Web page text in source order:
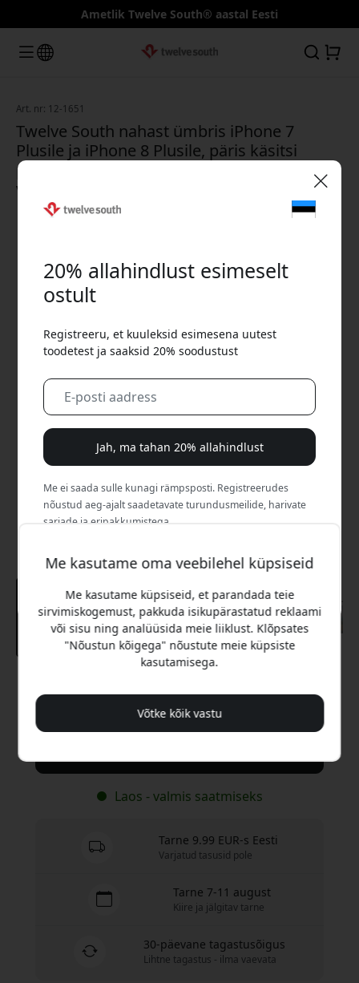
Ametlik Twelve South® aastal Eesti
Art. nr: 12-1651
Twelve South nahast ümbris iPhone 7
Plusile ja iPhone 8 Plusile, päris käsitsi
põletatud nahast ning tepitud mikrofiberist
voodriga - Soe tumesinine värvus
29.99 EUR
Laos - valmis saatmiseks
Tarne 9.99 EUR-s Eesti
Varjatud tasusid pole
Tarne 7-11 august
Kiire ja jälgitav tarne
30-päevane tagastusõigus
Lihtne tagastus - ilma vaevata
Me kasutame oma veebilehel küpsiseid
Me kasutame küpsiseid, et parandada teie
sirvimiskogemust, pakkuda isikupärastatud reklaami
või sisu ning analüüsida meie liiklust. Klõpsates
"Nõustun kõigega" nõustute meie küpsiste
kasutamisega.
Võtke kõik vastu
20% allahindlust esimeselt
ostult
Registreeru, et kuuleksid esimesena uutest
toodetest ja saaksid 20% soodustust
Jah, ma tahan 20% allahindlust
Me ei saada sulle kunagi rämpsposti. Registreerudes
nõustud aeg-ajalt saadetavate turundusmeilide, harivate
sarjade ja eripakkumistega.
Ei, ma eelistaksin täishinda maksta.
🎉 Sinu sooduskood:
Kasuta seda koodi kassas, et saada 20%
allahindlust.